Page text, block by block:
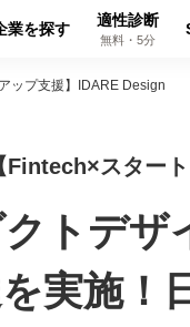
業を探す 適性診断
無料・5分
ップ支援】IDARE Design
スター
トデ
実施！